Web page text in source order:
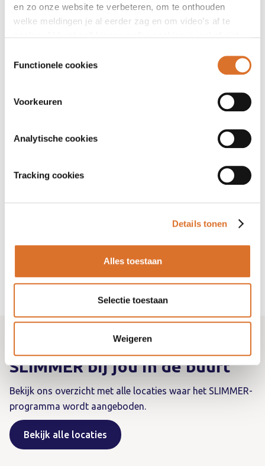
en zo onze website te verbeteren, om te onthouden
welke meldingen je al eerder zag en om video’s af te
Functionele cookies
Voorkeuren
Analytische cookies
Tracking cookies
Details tonen
Alles toestaan
Selectie toestaan
Weigeren
SLIMMER is een tweejarig programma dat helpt met
gezond eten, bewegen en ontspannen. Dit maakt je
SLIMMER bij jou in de buurt
Bekijk ons overzicht met alle locaties waar het SLIMMER-
programma wordt aangeboden.
Bekijk alle locaties